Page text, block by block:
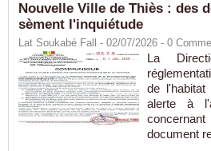
Nouvelle Ville de Thiès : des
sèment l'inquiétude
Lat Soukabé Fall - 02/07/2026 - 0
La
de
alerte à
document